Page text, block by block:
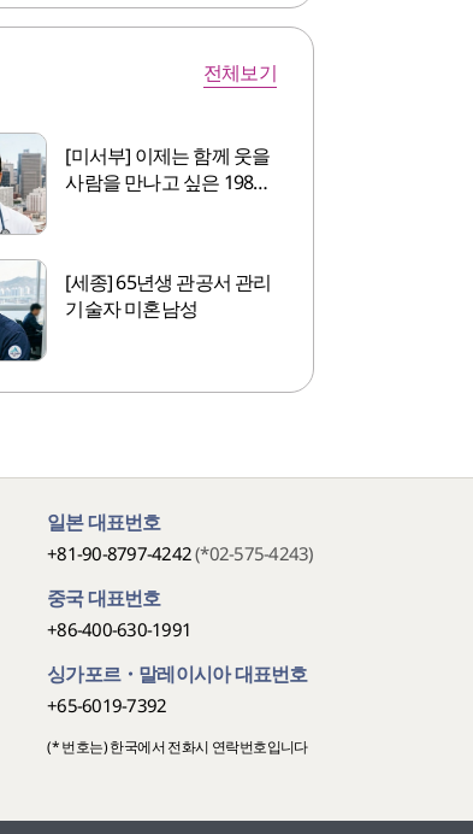
전체보기
[미서부] 이제는 함께 웃을
사람을 만나고 싶은 1981
[세종] 65년생 관공서 관리
기술자 미혼남성
일본 대표번호
+81-90-8797-4242(*02-575-4243)
중국 대표번호
+86-400-630-1991
싱가포르・말레이시아 대표번호
+65-6019-7392
(* 번호는) 한국에서 전화시 연락번호입니다